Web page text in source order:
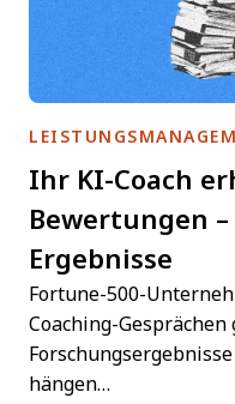
Ihr KI-Coach
Bewertungen
Ergebnisse
Fortune-500-
Coaching-
hängen…